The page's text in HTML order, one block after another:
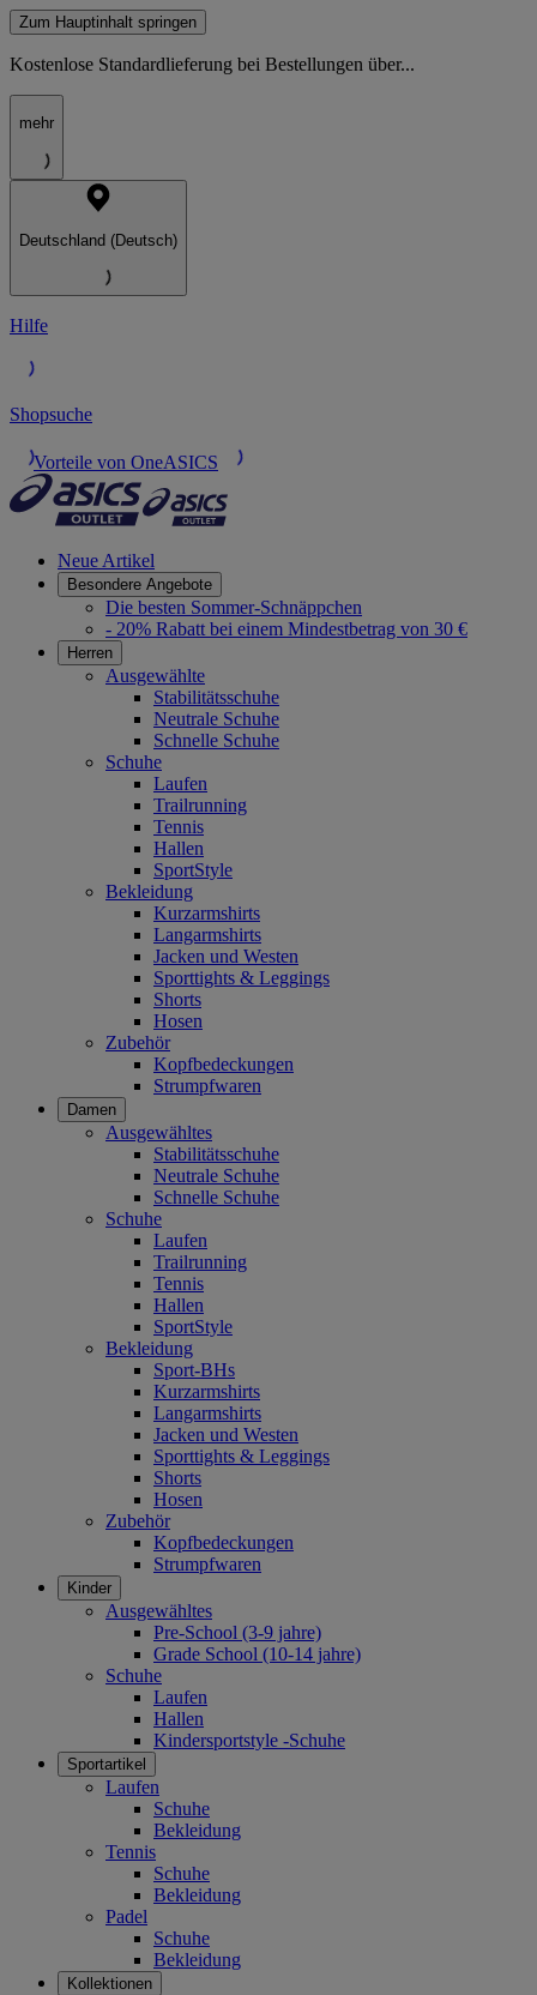
Zum Hauptinhalt springen
Kostenlose Standardlieferung bei Bestellungen über...
mehr
Deutschland (Deutsch)
Hilfe
Shopsuche
Vorteile von OneASICS
Neue Artikel
Besondere Angebote
Die besten Sommer-Schnäppchen
- 20% Rabatt bei einem Mindestbetrag von 30 €
Herren
Ausgewählte
Stabilitätsschuhe
Neutrale Schuhe
Schnelle Schuhe
Schuhe
Laufen
Trailrunning
Tennis
Hallen
SportStyle
Bekleidung
Kurzarmshirts
Langarmshirts
Jacken und Westen
Sporttights & Leggings
Shorts
Hosen
Zubehör
Kopfbedeckungen
Strumpfwaren
Damen
Ausgewähltes
Stabilitätsschuhe
Neutrale Schuhe
Schnelle Schuhe
Schuhe
Laufen
Trailrunning
Tennis
Hallen
SportStyle
Bekleidung
Sport-BHs
Kurzarmshirts
Langarmshirts
Jacken und Westen
Sporttights & Leggings
Shorts
Hosen
Zubehör
Kopfbedeckungen
Strumpfwaren
Kinder
Ausgewähltes
Pre-School (3-9 jahre)
Grade School (10-14 jahre)
Schuhe
Laufen
Hallen
Kindersportstyle -Schuhe
Sportartikel
Laufen
Schuhe
Bekleidung
Tennis
Schuhe
Bekleidung
Padel
Schuhe
Bekleidung
Kollektionen